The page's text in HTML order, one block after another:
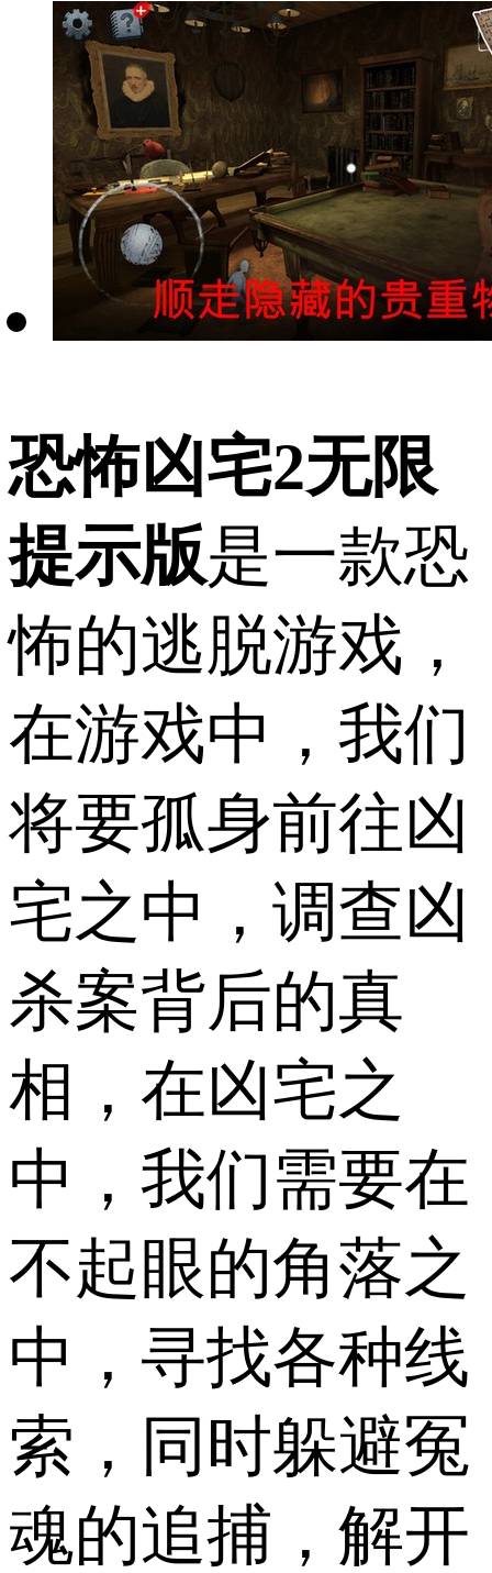
恐怖凶宅2无限
提示版是一款恐
怖的逃脱游戏，
在游戏中，我们
将要孤身前往凶
宅之中，调查凶
杀案背后的真
相，在凶宅之
中，我们需要在
不起眼的角落之
中，寻找各种线
索，同时躲避冤
魂的追捕，解开